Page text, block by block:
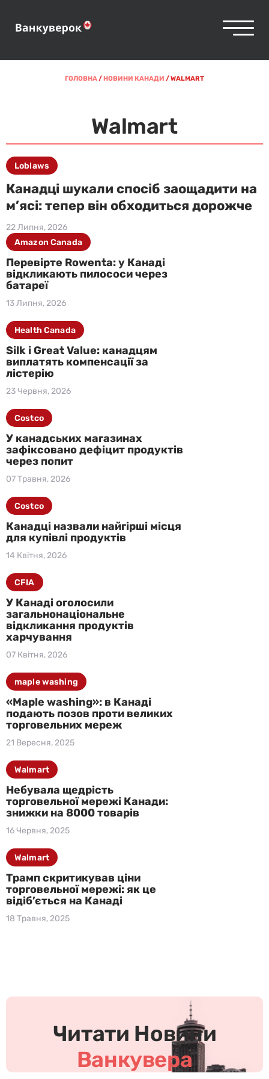
ГОЛОВНА/НОВИНИ КАНАДИ /WALMART
Walmart
Канадці шукали спосіб заощадити на
м’ясі: тепер він обходиться дорожче
22 Липня, 2026
Loblaws
Перевірте Rowenta: у Канаді
відкликають пилососи через
батареї
13 Липня, 2026
Amazon Canada
Silk і Great Value: канадцям
виплатять компенсації за
лістерію
23 Червня, 2026
Health Canada
У канадських магазинах
зафіксовано дефіцит продуктів
через попит
07 Травня, 2026
Costco
Канадці назвали найгірші місця
для купівлі продуктів
14 Квітня, 2026
Costco
У Канаді оголосили
загальнонаціональне
відкликання продуктів
харчування
07 Квітня, 2026
CFIA
«Maple washing»: в Канаді
подають позов проти великих
торговельних мереж
21 Вересня, 2025
maple washing
Небувала щедрість
торговельної мережі Канади:
знижки на 8000 товарів
16 Червня, 2025
Walmart
Трамп скритикував ціни
торговельної мережі: як це
відіб’ється на Канаді
18 Травня, 2025
Walmart
Читати Новини
Ванкувера